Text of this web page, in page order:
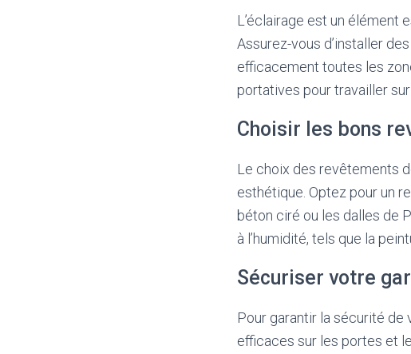
L’éclairage est un élément
Assurez-vous d’installer
efficacement toutes les
portatives pour travailler
Choisir les bons
Le choix des revêtements
esthétique. Optez pour un
béton ciré ou les dalles de
à l’humidité, tels que la
Sécuriser votre
Pour garantir la sécurité
efficaces sur les portes et